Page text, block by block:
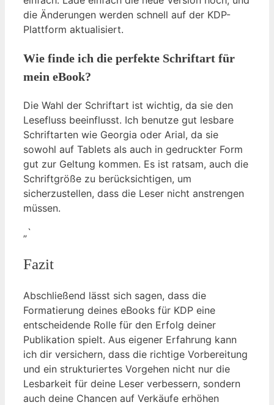
die Änderungen werden schnell auf der KDP-
Plattform aktualisiert.
Wie finde ich die perfekte Schriftart für
mein eBook?
Die Wahl der Schriftart ist wichtig, da sie den
Lesefluss beeinflusst. Ich benutze gut lesbare
Schriftarten wie Georgia oder Arial, da sie
sowohl auf Tablets als auch in gedruckter Form
gut zur Geltung kommen. Es ist ratsam, auch die
Schriftgröße zu berücksichtigen, um
sicherzustellen, dass die Leser nicht anstrengen
müssen.
„`
Fazit
Abschließend lässt sich sagen, dass die
Formatierung deines eBooks für KDP eine
entscheidende Rolle für den Erfolg deiner
Publikation spielt. Aus eigener Erfahrung kann
ich dir versichern, dass die richtige Vorbereitung
und ein strukturiertes Vorgehen nicht nur die
Lesbarkeit für deine Leser verbessern, sondern
auch deine Chancen auf Verkäufe erhöhen